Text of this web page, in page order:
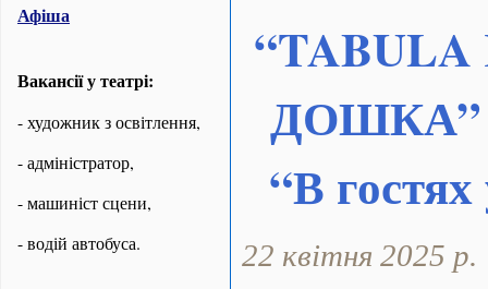
Афіша
Вакансії у театрі:
- художник з освітлення,
- адміністратор,
- машиніст сцени,
- водій автобуса.
“TABULA
ДОШКА” -
“В
22 квітня 2025 р.